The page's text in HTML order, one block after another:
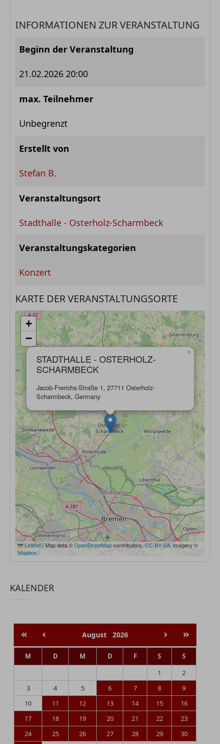
INFORMATIONEN ZUR VERANSTALTUNG
Beginn der Veranstaltung
21.02.2026 20:00
max. Teilnehmer
Unbegrenzt
Erstellt von
Stefan B.
Veranstaltungsort
Stadthalle - Osterholz-Scharmbeck
Veranstaltungskategorien
Konzert
KARTE DER VERANSTALTUNGSORTE
STADTHALLE - OSTERHOLZ-
SCHARMBECK
Jacob-Frerichs-Straße 1, 27711 Osterholz-
Scharmbeck, Germany
×
+
−
Leaflet|Map data ©OpenStreetMapcontributors,CC-BY-SA, Imagery ©
Mapbox
KALENDER
August 2026
M D M D F S
S
1
2
3
4 5 6 7 8
9
10
11 12 13 14 15
16
17
18 19 20 21 22
23
24
25 26 27 28 29
30